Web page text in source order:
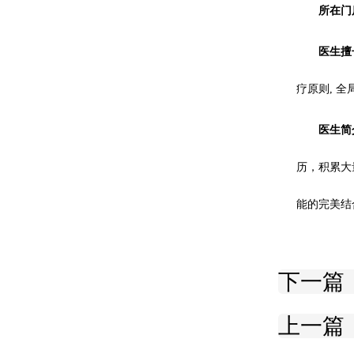
所在
医生
疗原则, 全
医生
历，积累
能的完美
下一篇
上一篇